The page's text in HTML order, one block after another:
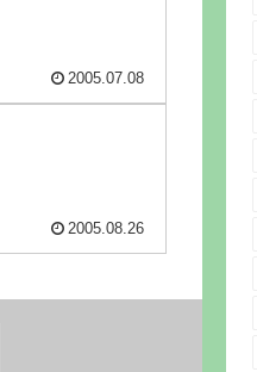
2005.07.08
2005.08.26